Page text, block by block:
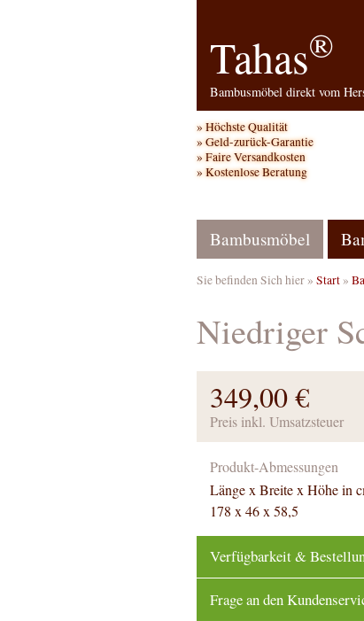
Tahas®
Bambusmöbel direkt vom
Höchste Qualität
Geld-zurück-Garantie
Faire Versandkosten
Kostenlose Beratung
Bambusmöbel
Sie befinden Sich hier » Start»
Niedriger
349,00 €
Preis inkl. Umsatzsteuer
Produkt-Abmessungen
Länge x Breite x Höhe in
178 x 46 x 58,5
Verfügbarkeit &
Frage an den